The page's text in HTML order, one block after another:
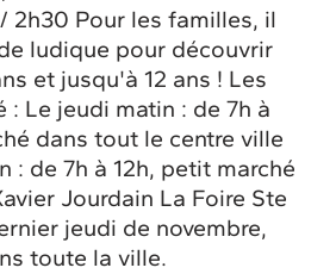
2h30 Pour les familles, il
ludique pour découvrir
et jusqu'à 12 ans ! Les
: Le jeudi matin : de 7h à
dans tout le centre ville
: de 7h à 12h, petit marché
Jourdain La Foire Ste
jeudi de novembre,
toute la ville.